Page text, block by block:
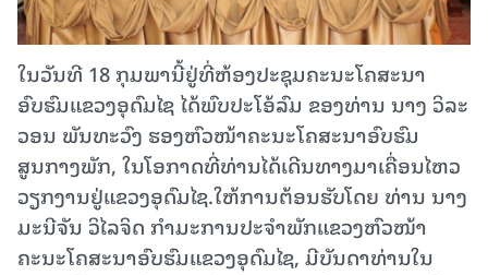
ໃນວັນທີ 18 ກຸມພານີ້ຢູ່ທີ່ຫ້ອງປະຊຸມຄະນະໂຄສະນາ
ອົບຮົມແຂວງອຸດົມໄຊ ໄດ້ພົບປະໂອ້ລົມ ຂອງທ່ານ ນາງ ວິລະ
ວອນ ພັນທະວົງ ຮອງຫົວໜ້າຄະນະໂຄສະນາອົບຮົມ
ສູນກາງພັກ, ໃນໂອກາດທີ່ທ່ານໄດ້ເດີນທາງມາເຄື່ອນໄຫວ
ວຽກງານຢູ່ແຂວງອຸດົມໄຊ.ໃຫ້ການຕ້ອນຮັບໂດຍ ທ່ານ ນາງ
ມະນີຈັນ ວິໄລຈິດ ກຳມະການປະຈຳພັກແຂວງຫົວໜ້າ
ຄະນະໂຄສະນາອົບຮົມແຂວງອຸດົມໄຊ, ມີບັນດາທ່ານໃນ